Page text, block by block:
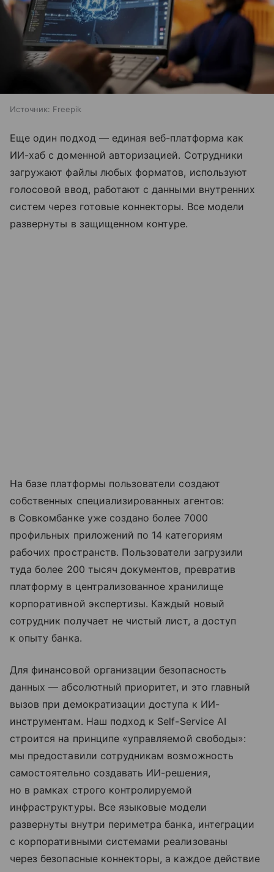
Источник: Freepik
Еще один подход — единая веб-платформа как
ИИ-хаб с доменной авторизацией. Сотрудники
загружают файлы любых форматов, используют
голосовой ввод, работают с данными внутренних
систем через готовые коннекторы. Все модели
развернуты в защищенном контуре.
На базе платформы пользователи создают
собственных специализированных агентов:
в Совкомбанке уже создано более 7000
профильных приложений по 14 категориям
рабочих пространств. Пользователи загрузили
туда более 200 тысяч документов, превратив
платформу в централизованное хранилище
корпоративной экспертизы. Каждый новый
сотрудник получает не чистый лист, а доступ
к опыту банка.
Для финансовой организации безопасность
данных — абсолютный приоритет, и это главный
вызов при демократизации доступа к ИИ-
инструментам. Наш подход к Self-Service AI
строится на принципе «управляемой свободы»:
мы предоставили сотрудникам возможность
самостоятельно создавать ИИ-решения,
но в рамках строго контролируемой
инфраструктуры. Все языковые модели
развернуты внутри периметра банка, интеграции
с корпоративными системами реализованы
через безопасные коннекторы, а каждое действие